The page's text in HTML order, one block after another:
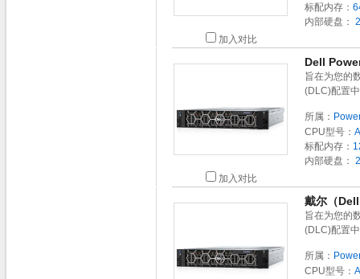
加入对比
标配内存：
内部硬盘：
加入对比
Dell
旨在为您的
(DLC)配置
所属：
CPU型号：
标配内存：
内部硬盘：
戴尔（
旨在为您的
(DLC)配置
所属：
CPU型号：